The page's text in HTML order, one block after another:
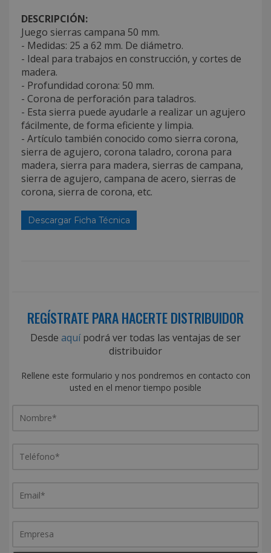
DESCRIPCIÓN:
Juego sierras campana 50 mm.
- Medidas: 25 a 62 mm. De diámetro.
- Ideal para trabajos en construcción, y cortes de
madera.
- Profundidad corona: 50 mm.
- Corona de perforación para taladros.
- Esta sierra puede ayudarle a realizar un agujero
fácilmente, de forma eficiente y limpia.
- Artículo también conocido como sierra corona,
sierra de agujero, corona taladro, corona para
madera, sierra para madera, sierras de campana,
sierra de agujero, campana de acero, sierras de
corona, sierra de corona, etc.
Descargar Ficha Técnica
REGÍSTRATE PARA HACERTE DISTRIBUIDOR
Desde aquípodrá ver todas las ventajas de ser
distribuidor
Rellene este formulario y nos pondremos en contacto con
usted en el menor tiempo posible